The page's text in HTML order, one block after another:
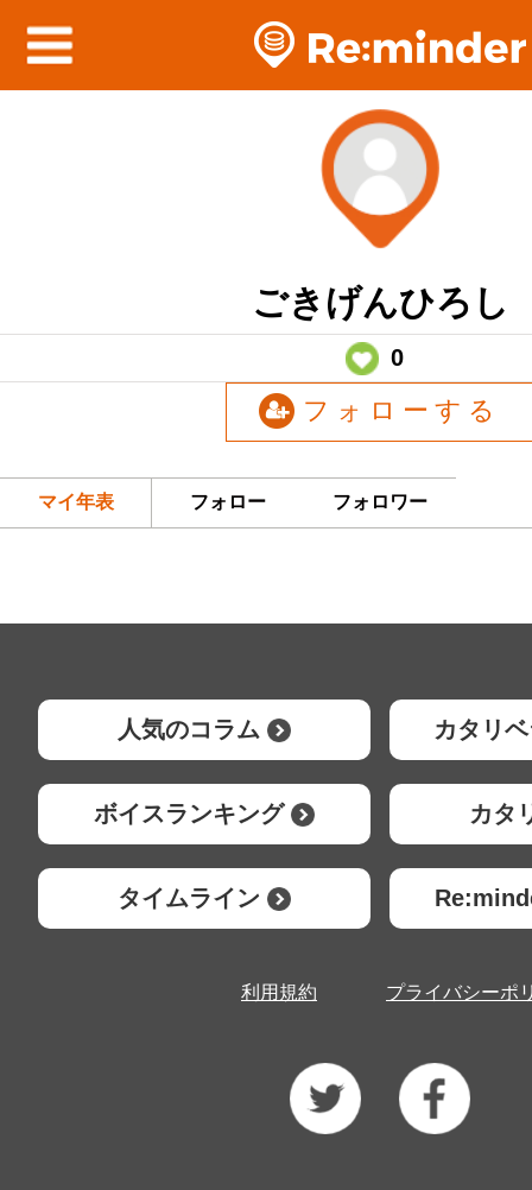
ごきげんひろし
0
フォローする
マイ年表 フォロー フォロワー
人気のコラム カタリ
ボイスランキング カタ
タイムライン
利用規約 プライバシーポ